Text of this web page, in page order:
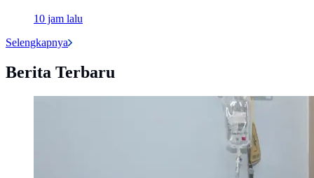
10 jam lalu
Selengkapnya
Berita Terbaru